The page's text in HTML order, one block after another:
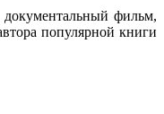
документальный фильм,
популярной книги